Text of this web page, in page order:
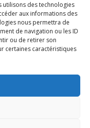
utilisons des technologies
aux informations des
nous permettra de
de navigation ou les ID
ou de retirer son
certaines caractéristiques